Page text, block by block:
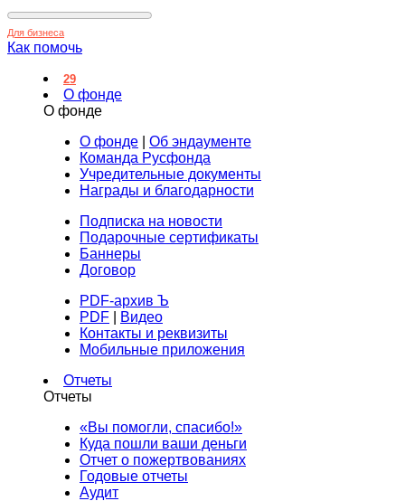
Для бизнеса
Как помочь
29
О фонде
О фонде
О фонде
Об эндаументе
Команда Русфонда
Учредительные документы
Награды и благодарности
Подписка на новости
Подарочные сертификаты
Баннеры
Договор
PDF-архив Ъ
PDF
Видео
Контакты и реквизиты
Мобильные приложения
Отчеты
Отчеты
«Вы помогли, спасибо!»
Куда пошли ваши деньги
Отчет о пожертвованиях
Годовые отчеты
Аудит